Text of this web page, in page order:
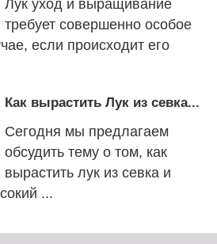
Лук уход и выращивание
требует совершенно особое
если происходит его
Как вырастить Лук из севка...
Сегодня мы предлагаем
обсудить тему о том, как
вырастить лук из севка и
...